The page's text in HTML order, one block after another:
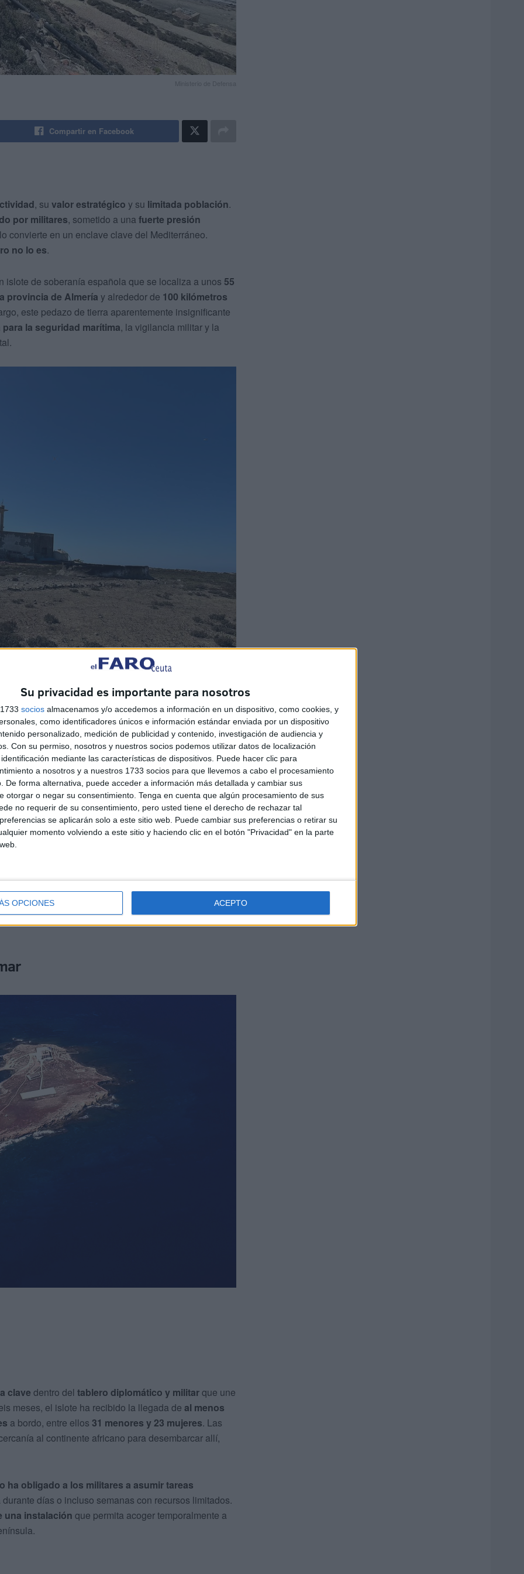
Su privacidad es importante para nosotros
socios almacenamos y/o accedemos a información en un dispositivo, como cookies, y
como identificadores únicos e información estándar enviada por un dispositivo
personalizado, medición de publicidad y contenido, investigación de audiencia y
Con su permiso, nosotros y nuestros socios podemos utilizar datos de localización
mediante las características de dispositivos. Puede hacer clic para
a nosotros y a nuestros 1733 socios para que llevemos a cabo el procesamiento
De forma alternativa, puede acceder a información más detallada y cambiar sus
otorgar o negar su consentimiento. Tenga en cuenta que algún procesamiento de sus
no requerir de su consentimiento, pero usted tiene el derecho de rechazar tal
se aplicarán solo a este sitio web. Puede cambiar sus preferencias o retirar su
momento volviendo a este sitio y haciendo clic en el botón "Privacidad" en la parte
OPCIONES ACEPTO
Ministerio de Defensa
Compartir en Facebook
, su valor estratégico y su limitada población.
por militares, sometido a una fuerte presión
convierte en un enclave clave del Mediterráneo.
no lo es.
islote de soberanía española que se localiza a unos 55
provincia de Almería y alrededor de 100 kilómetros
este pedazo de tierra aparentemente insignificante
la seguridad marítima, la vigilancia militar y la
se encarga de custodiar el islote. Son11
quienes residen allí para garantizar la soberanía del
de rescate y salvamento, y preservar un entorno
José Manuel Nieto paraCOPE, cuya delegación
el buque Arborme
de la Reserva Marina Isla de Alborán y mejora la
clave dentro del tablero diplomático y militarque une
meses, el islote ha recibido la llegada de al menos
a bordo, entre ellos 31 menores y 23 mujeres. Las
al continente africano para desembarcar allí,
ha obligado a los militares a asumir tareas
días o incluso semanas con recursos limitados.
una instalación que permita acoger temporalmente a